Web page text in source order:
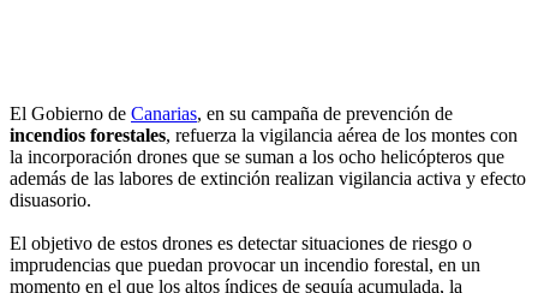
El Gobierno de Canarias, en su campaña de prevención de
incendios forestales, refuerza la vigilancia aérea de los montes con
la incorporación drones que se suman a los ocho helicópteros que
además de las labores de extinción realizan vigilancia activa y efecto
disuasorio.
El objetivo de estos drones es detectar situaciones de riesgo o
imprudencias que puedan provocar un incendio forestal, en un
momento en el que los altos índices de sequía acumulada, la